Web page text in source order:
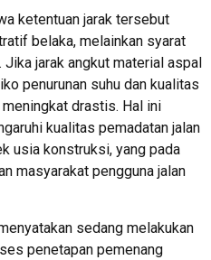
ketentuan jarak tersebut
belaka, melainkan syarat
jarak angkut material aspal
penurunan suhu dan kualitas
drastis. Hal ini
kualitas pemadatan jalan
usia konstruksi, yang pada
masyarakat pengguna jalan
sedang melakukan
penetapan pemenang